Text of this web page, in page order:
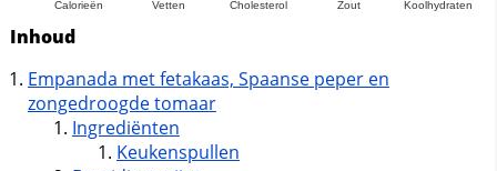
Inhoud
Empanada met fetakaas, Spaanse peper en
zongedroogde tomaar
Ingrediënten
Keukenspullen